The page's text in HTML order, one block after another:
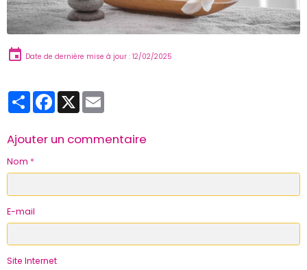
Date de dernière mise à jour : 12/02/2025
PartagerFacebook
X
Ajouter un commentaire
Nom
E-mail
Site Internet